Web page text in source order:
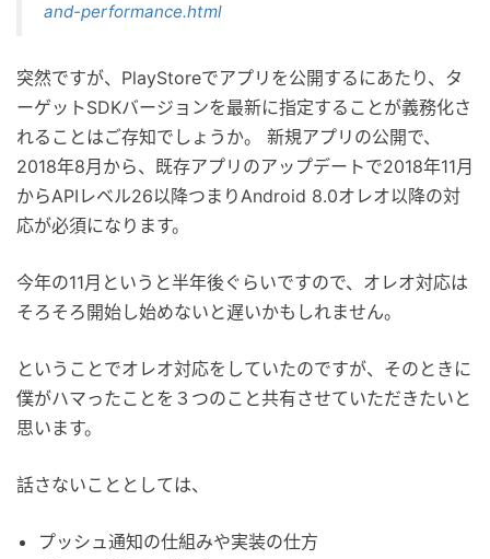
and-performance.html
突然ですが、PlayStoreでアプリを公開するにあたり、タ
ーゲットSDKバージョンを最新に指定することが義務化さ
れることはご存知でしょうか。 新規アプリの公開で、
2018年8月から、既存アプリのアップデートで2018年11月
からAPIレベル26以降つまりAndroid 8.0オレオ以降の対
応が必須になります。
今年の11月というと半年後ぐらいですので、オレオ対応は
そろそろ開始し始めないと遅いかもしれません。
ということでオレオ対応をしていたのですが、そのときに
僕がハマったことを３つのこと共有させていただきたいと
思います。
話さないこととしては、
プッシュ通知の仕組みや実装の仕方